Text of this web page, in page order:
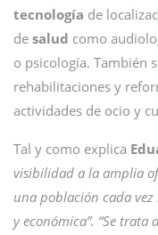
tecnología de
de salud como
o psicología. También
rehabilitaciones y
actividades de ocio y
Tal y como explica
visibilidad a la amplia
una población cada
y económica”. “Se trata